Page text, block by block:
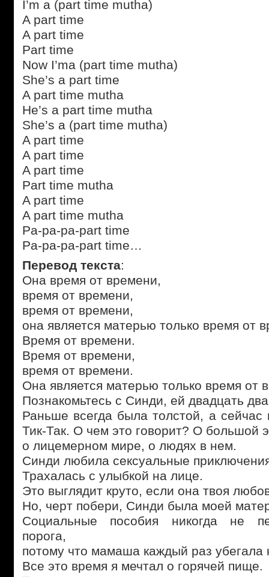
I’m a (part time mutha)
A part time
A part time
Part time
Now I’ma (part time mutha)
She’s a part time
A part time mutha
He’s a part time mutha
She’s a (part time mutha)
A part time
A part time
A part time
Part time mutha
A part time
A part time mutha
Pa-pa-pa-part time
Pa-pa-pa-part time…
Перевод текста:
Она время от времени,
время от времени,
время от времени,
она является матерью только время от
Время от времени.
Время от времени,
время от времени.
Она является матерью только время от
Познакомьтесь с Синди, ей двадцать
Раньше всегда была толстой, а
Тик-Так. О чем это говорит? О большой
о лицемерном мире, о людях в нем.
Синди любила сексуальные
Трахалась с улыбкой на лице.
Это выглядит круто, если она твоя
Но, черт побери, Синди была моей
Социальные пособия никогда не
порога,
потому что мамаша каждый раз убегала
Все это время я мечтал о горячей пище.